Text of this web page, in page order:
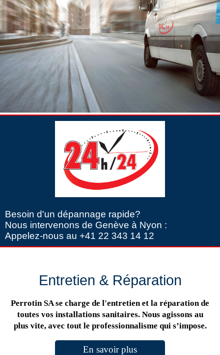
Besoin d'un dépannage rapide?
Nous intervenons de Genève à Nyon :
Appelez-nous au +41 22 343 14 12
Entretien & Réparation
Perrotin SA se charge de l'entretien et la réparation de
toutes vos installations sanitaires. Nous agissons au
plus vite, avec tout le professionnalisme qui s’impose.
En savoir plus